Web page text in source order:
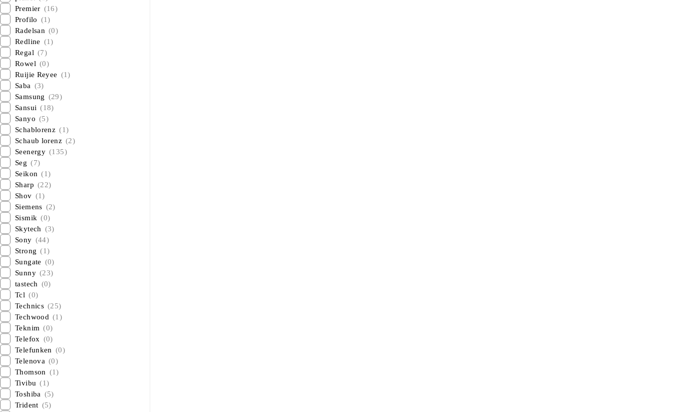
Premier (16)
Profilo (1)
Radelsan (0)
Redline (1)
Regal (7)
Rowel (0)
Ruijie Reyee (1)
Saba (3)
Samsung (29)
Sansui (18)
Sanyo (5)
Schablorenz (1)
Schaub lorenz (2)
Seenergy (135)
Seg (7)
Seikon (1)
Sharp (22)
Shov (1)
Siemens (2)
Sismik (0)
Skytech (3)
Sony (44)
Strong (1)
Sungate (0)
Sunny (23)
tastech (0)
Tcl (0)
Technics (25)
Techwood (1)
Teknim (0)
Telefox (0)
Telefunken (0)
Telenova (0)
Thomson (1)
Tivibu (1)
Toshiba (5)
Trident (5)